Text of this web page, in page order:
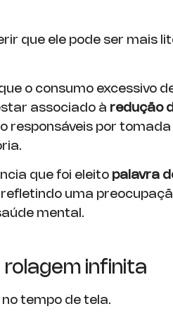
que ele pode ser mais
o consumo excessivo
associado à redução
responsáveis por tomada
que foi eleito palavra
refletindo uma
mental.
rolagem infinita
tempo de tela.